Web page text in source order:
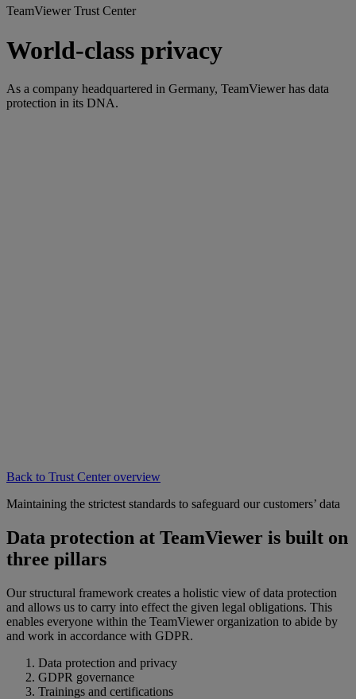
TeamViewer Trust Center
World-class privacy
As a company headquartered in Germany, TeamViewer has data
protection in its DNA.
Back to Trust Center overview
Maintaining the strictest standards to safeguard our customers’ data
Data protection at TeamViewer is built on
three pillars
Our structural framework creates a holistic view of data protection
and allows us to carry into effect the given legal obligations. This
enables everyone within the TeamViewer organization to abide by
and work in accordance with GDPR.
Data protection and privacy
GDPR governance
Trainings and certifications